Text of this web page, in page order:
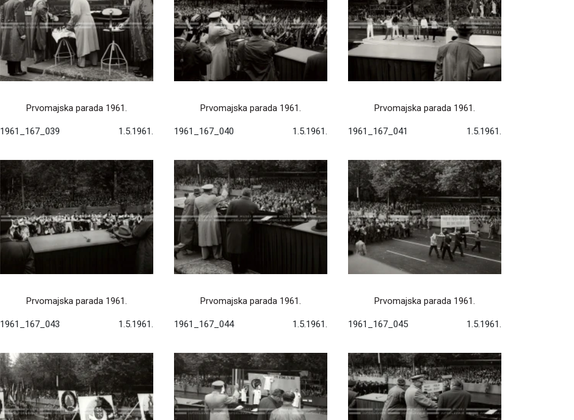
Prvomajska parada 1961.
1961_167_039 1.5.1961.
Prvomajska parada 1961.
1961_167_040 1.5.1961.
Prvomajska parada 1961.
1961_167_041 1.5.1961.
Prvomajska parada 1961.
1961_167_043 1.5.1961.
Prvomajska parada 1961.
1961_167_044 1.5.1961.
Prvomajska parada 1961.
1961_167_045 1.5.1961.